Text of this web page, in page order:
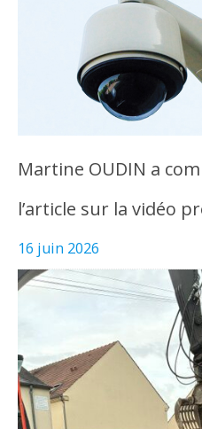
Martine OUDIN a
l’article sur la vidéo
16 juin 2026